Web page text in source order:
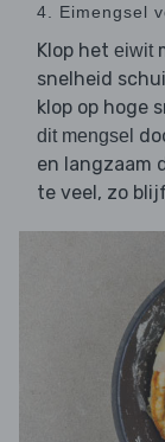
4. Eimengsel
Klop het eiwit
snelheid
klop op hoge
dit mengsel
en langzaam
te veel, zo